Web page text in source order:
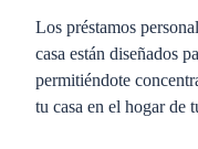
Los préstamos
casa están diseñados
permitiéndote
tu casa en el hogar de